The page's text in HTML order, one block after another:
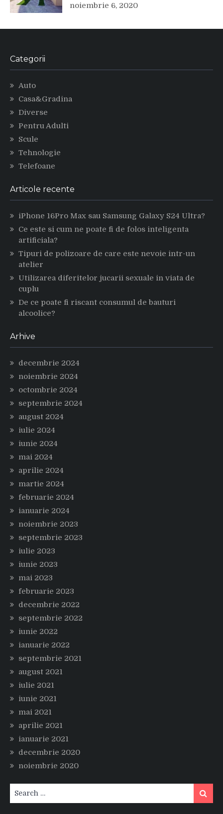
noiembrie 6, 2020
Categorii
Auto
Casa&Gradina
Diverse
Pentru Adulti
Scule
Tehnologie
Telefoane
Articole recente
iPhone 16Pro Max sau Samsung Galaxy S24 Ultra?
Ce este si cum ne poate fi de folos inteligenta
artificiala?
Tipuri de polizoare de care este nevoie intr-un
atelier
Utilizarea diferitelor jucarii sexuale in viata de
cuplu
De ce poate fi riscant consumul de bauturi
alcoolice?
Arhive
decembrie 2024
noiembrie 2024
octombrie 2024
septembrie 2024
august 2024
iulie 2024
iunie 2024
mai 2024
aprilie 2024
martie 2024
februarie 2024
ianuarie 2024
noiembrie 2023
septembrie 2023
iulie 2023
iunie 2023
mai 2023
februarie 2023
decembrie 2022
septembrie 2022
iunie 2022
ianuarie 2022
septembrie 2021
august 2021
iulie 2021
iunie 2021
mai 2021
aprilie 2021
ianuarie 2021
decembrie 2020
noiembrie 2020
Search
for:
Search